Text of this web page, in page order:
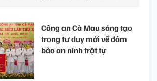
Công an Cà Mau sáng tạo
trong tư duy mới về đảm
bảo an ninh trật tự